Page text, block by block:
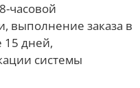
часовой
выполнение заказа в
15 дней,
системы